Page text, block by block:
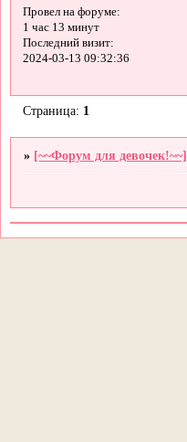
Провел на форуме:
1 час 13 минут
Последний визит:
2024-03-13 09:32:36
Страница: 1
» [~~Форум для девочек!~~]